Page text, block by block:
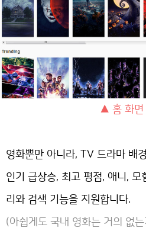
▲ 홈 화면
영화뿐만 아니라, TV 드라마 배
인기 급상승, 최고 평점, 애니,
리와 검색 기능을 지원합니다.
(아쉽게도 국내 영화는 거의 없